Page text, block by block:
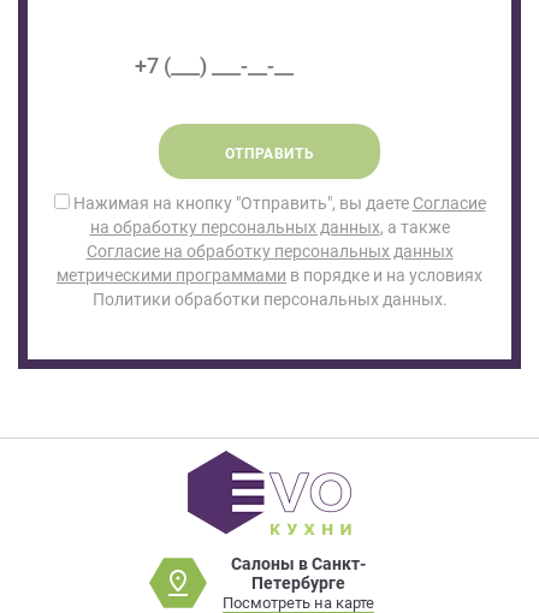
ОТПРАВИТЬ
Нажимая на кнопку "Отправить", вы даете Согласие
на обработку персональных данных, а также
Согласие на обработку персональных данных
метрическими программами в порядке и на условиях
Политики обработки персональных данных.
Салоны в Санкт-
Петербурге
Посмотреть на карте